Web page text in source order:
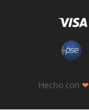
Hecho con ❤